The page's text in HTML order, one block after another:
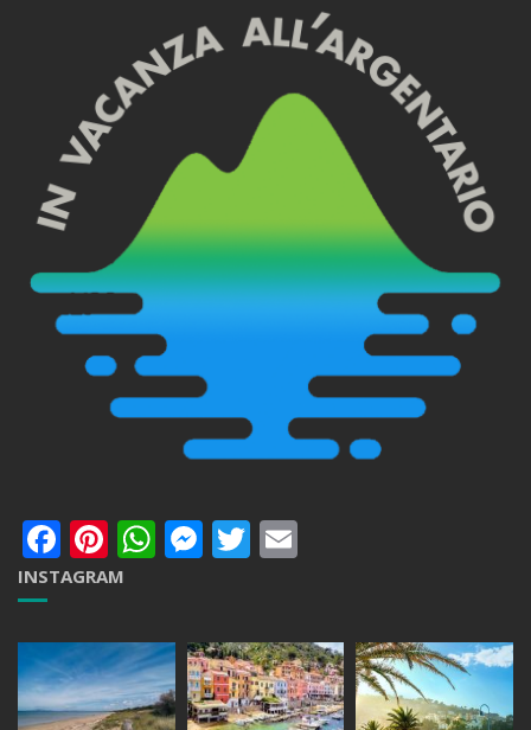
Facebook
Pinterest
WhatsApp
Messenger
Twitter
INSTAGRAM